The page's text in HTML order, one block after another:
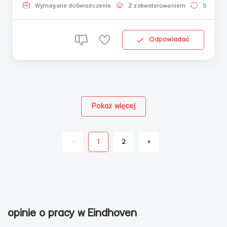
комнаты, туалеты и кухни. Сантехника / Надо паять
Wymagane doświadczenie Z zakwaterowaniem Stała
Odpowiadać
< 1 2 >
Pokaż więcej
opinie o pracy w Eindhoven